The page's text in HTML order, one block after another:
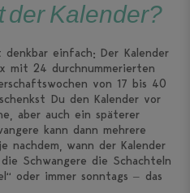
der Kalender?
einfach: Der Kalender
mit 24 durchnummerierten
von 17 bis 40
Du den Kalender vor
aber auch ein späterer
kann dann mehrere
wann der Kalender
Schwangere die Schachteln
oder immer sonntags – das